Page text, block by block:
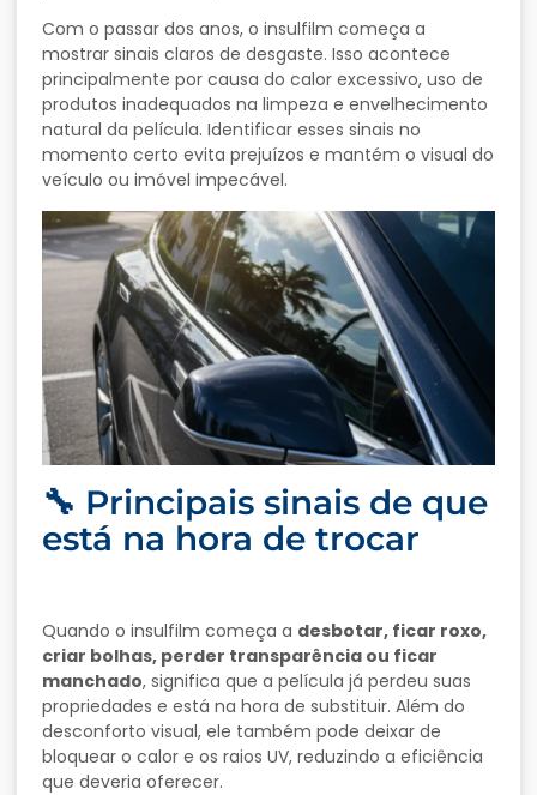
Com o passar dos anos, o insulfilm começa a
mostrar sinais claros de desgaste. Isso acontece
principalmente por causa do calor excessivo, uso de
produtos inadequados na limpeza e envelhecimento
natural da película. Identificar esses sinais no
momento certo evita prejuízos e mantém o visual do
veículo ou imóvel impecável.
🔧 Principais sinais de que
está na hora de trocar
Quando o insulfilm começa a desbotar, ficar roxo,
criar bolhas, perder transparência ou ficar
manchado, significa que a película já perdeu suas
propriedades e está na hora de substituir. Além do
desconforto visual, ele também pode deixar de
bloquear o calor e os raios UV, reduzindo a eficiência
que deveria oferecer.